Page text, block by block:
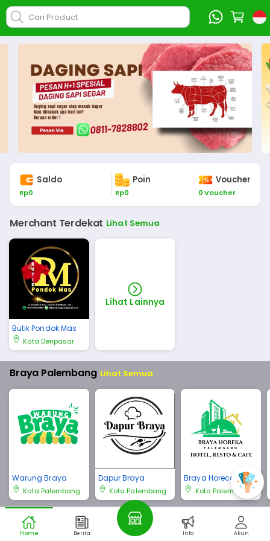
Cari Product
Saldo
Rp0
Poin
Rp0
Voucher
0 Voucher
Merchant Terdekat Lihat Semua
Butik Pondok Mas
Kota Denpasar
Lihat Lainnya
Braya Palembang Lihat Semua
Warung Braya
Kota Palembang
Dapur Braya
Kota Palembang
Braya Horeca Pale
mbang
Kota Palembang
Braya Bali Lihat Semua
Home Berita Info Akun